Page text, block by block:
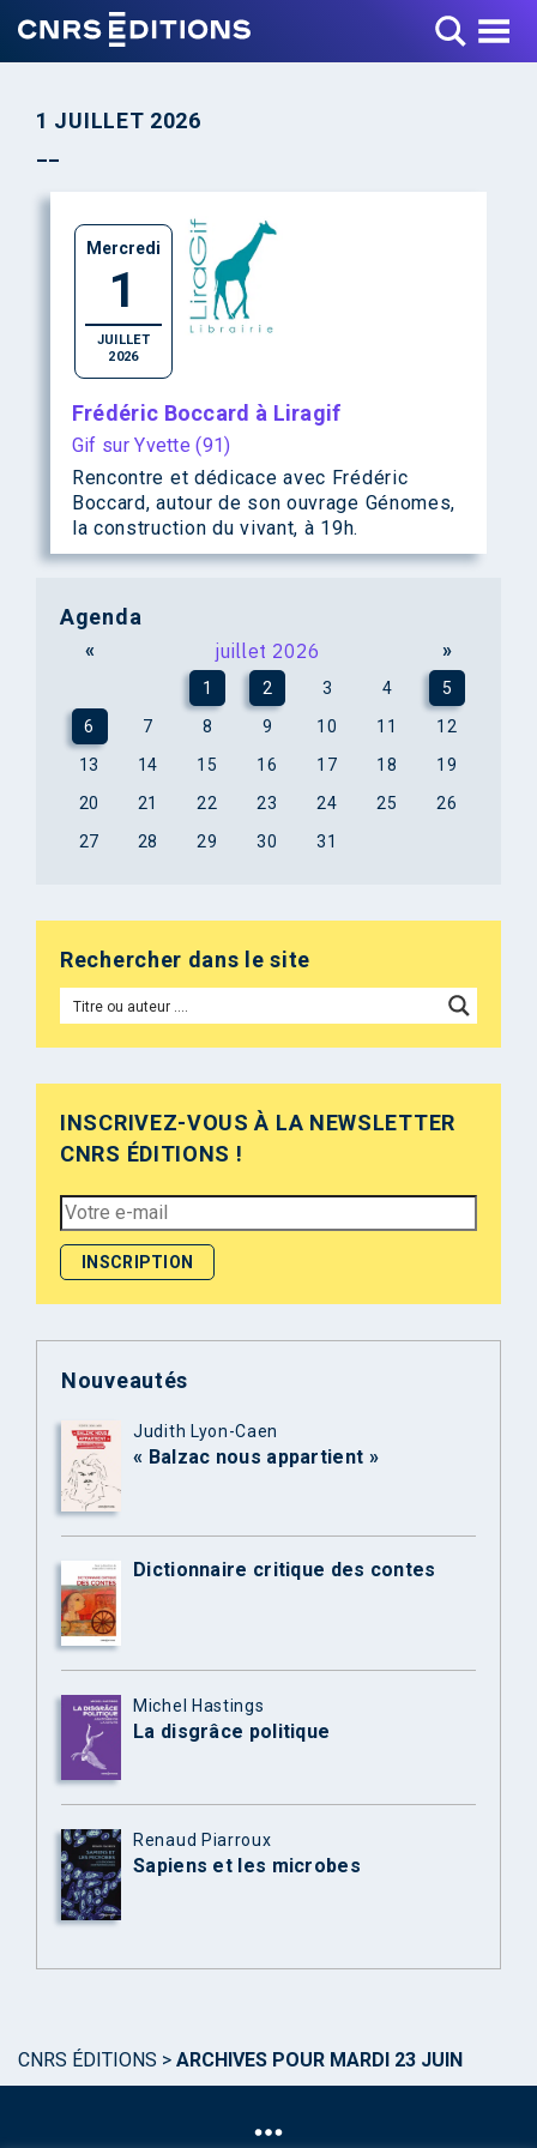
Toggle Menu
1 JUILLET 2026
Frédéric Boccard à Liragif
Gif sur Yvette (91)
Rencontre et dédicace avec Frédéric
Boccard, autour de son ouvrage Génomes,
la construction du vivant, à 19h.
Mercredi
1
JUILLET
2026
Agenda
« juillet 2026 »
1 2 3 4
5
6
7 8 9 10 11
12
13
14 15 16 17 18
19
20
21 22 23 24 25
26
27
28 29 30 31
Rechercher dans le site
INSCRIVEZ-VOUS À LA NEWSLETTER
CNRS ÉDITIONS !
Nouveautés
Judith Lyon-Caen
« Balzac nous appartient »
Dictionnaire critique des contes
Michel Hastings
La disgrâce politique
Renaud Piarroux
Sapiens et les microbes
CNRS ÉDITIONS > ARCHIVES POUR MARDI 23 JUIN